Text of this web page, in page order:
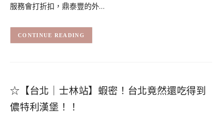
服務會打折扣，鼎泰豐的外…
CONTINUE READING
☆【台北｜士林站】蝦密！台北竟然還吃得到
儂特利漢堡！！